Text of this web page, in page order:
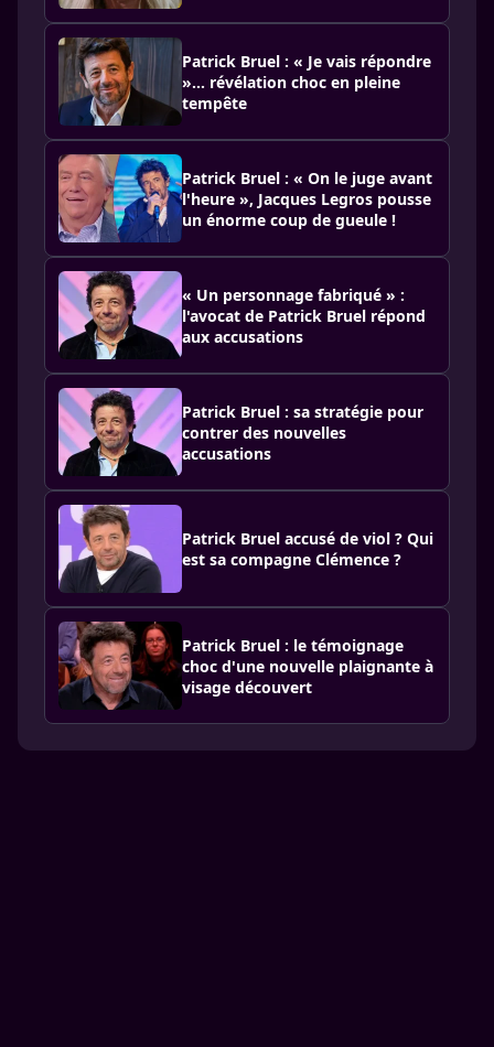
Patrick Bruel : « Je vais répondre
»… révélation choc en pleine
tempête
Patrick Bruel : « On le juge avant
l'heure », Jacques Legros pousse
un énorme coup de gueule !
« Un personnage fabriqué » :
l'avocat de Patrick Bruel répond
aux accusations
Patrick Bruel : sa stratégie pour
contrer des nouvelles
accusations
Patrick Bruel accusé de viol ? Qui
est sa compagne Clémence ?
Patrick Bruel : le témoignage
choc d'une nouvelle plaignante à
visage découvert